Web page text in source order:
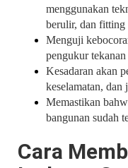
menggunakan
berulir, dan fitting
Menguji
pengukur tekanan
Kesadaran akan
keselamatan, dan
Memastikan
bangunan sudah
Cara